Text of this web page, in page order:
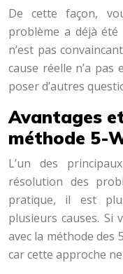
De cette façon,
problème a déjà été
n’est pas
cause réelle n’a
poser d’autres
Avantages
méthode 5-
L’un des
résolution des
pratique, il est
plusieurs causes. Si
avec la méthode des
car cette approche